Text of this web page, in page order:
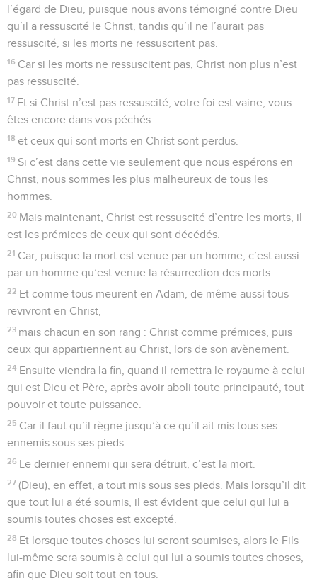
l’égard de Dieu, puisque nous avons témoigné contre Dieu
qu’il a ressuscité le Christ, tandis qu’il ne l’aurait pas
ressuscité, si les morts ne ressuscitent pas.
16 Car si les morts ne ressuscitent pas, Christ non plus n’est
pas ressuscité.
17 Et si Christ n’est pas ressuscité, votre foi est vaine, vous
êtes encore dans vos péchés
18 et ceux qui sont morts en Christ sont perdus.
19 Si c’est dans cette vie seulement que nous espérons en
Christ, nous sommes les plus malheureux de tous les
hommes.
20 Mais maintenant, Christ est ressuscité d’entre les morts, il
est les prémices de ceux qui sont décédés.
21 Car, puisque la mort est venue par un homme, c’est aussi
par un homme qu’est venue la résurrection des morts.
22 Et comme tous meurent en Adam, de même aussi tous
revivront en Christ,
23 mais chacun en son rang : Christ comme prémices, puis
ceux qui appartiennent au Christ, lors de son avènement.
24 Ensuite viendra la fin, quand il remettra le royaume à celui
qui est Dieu et Père, après avoir aboli toute principauté, tout
pouvoir et toute puissance.
25 Car il faut qu’il règne jusqu’à ce qu’il ait mis tous ses
ennemis sous ses pieds.
26 Le dernier ennemi qui sera détruit, c’est la mort.
27 (Dieu), en effet, a tout mis sous ses pieds. Mais lorsqu’il dit
que tout lui a été soumis, il est évident que celui qui lui a
soumis toutes choses est excepté.
28 Et lorsque toutes choses lui seront soumises, alors le Fils
lui-même sera soumis à celui qui lui a soumis toutes choses,
afin que Dieu soit tout en tous.